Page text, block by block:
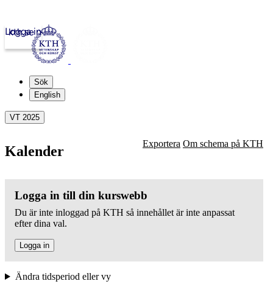
kth.se
Logga in
Sök
English
VT 2025
Kalender Exportera Om schema på KTH
Logga in till din kurswebb
Du är inte inloggad på KTH så innehållet är inte anpassat
efter dina val.
Logga in
Ändra tidsperiod eller vy